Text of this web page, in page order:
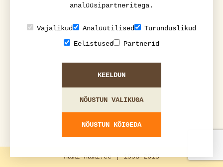
nami-nami.ee | 1998-2015
analüüsipartneritega.
Vajalikud Analüütilised
Turunduslikud
Eelistused
Partnerid
KEELDUN
NÕUSTUN VALIKUGA
NÕUSTUN KÕIGEDA